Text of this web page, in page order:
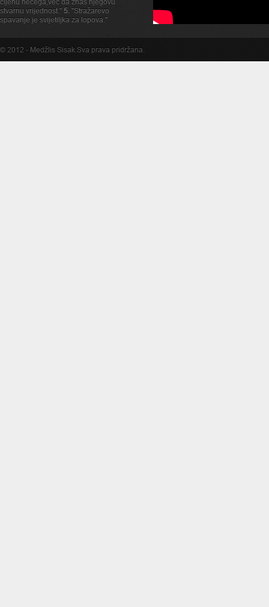
stvarnu vrijednost." 5. "Stražarevo
spavanje je svijetiljka za lopova."
© 2012 - Medžlis Sisak .Sva prava pridržana.